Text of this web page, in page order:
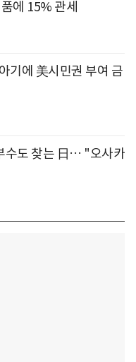
에 15% 관세
기에 美시민권 부여 금
수도 찾는 日… "오사카